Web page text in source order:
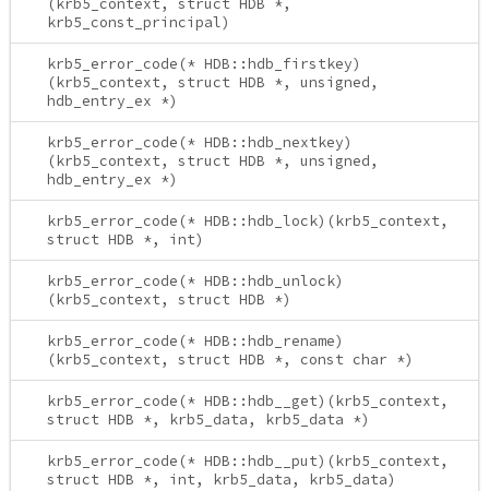
(krb5_context, struct HDB *,
krb5_const_principal)
krb5_error_code(* HDB::hdb_firstkey)
(krb5_context, struct HDB *, unsigned,
hdb_entry_ex *)
krb5_error_code(* HDB::hdb_nextkey)
(krb5_context, struct HDB *, unsigned,
hdb_entry_ex *)
krb5_error_code(* HDB::hdb_lock)(krb5_context,
struct HDB *, int)
krb5_error_code(* HDB::hdb_unlock)
(krb5_context, struct HDB *)
krb5_error_code(* HDB::hdb_rename)
(krb5_context, struct HDB *, const char *)
krb5_error_code(* HDB::hdb__get)(krb5_context,
struct HDB *, krb5_data, krb5_data *)
krb5_error_code(* HDB::hdb__put)(krb5_context,
struct HDB *, int, krb5_data, krb5_data)